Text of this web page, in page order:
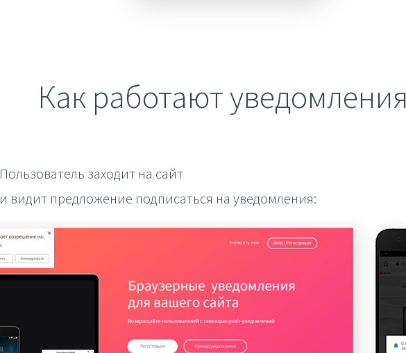
Как работают уведомления
Пользователь заходит на сайт
и видит предложение подписаться на уведомления: